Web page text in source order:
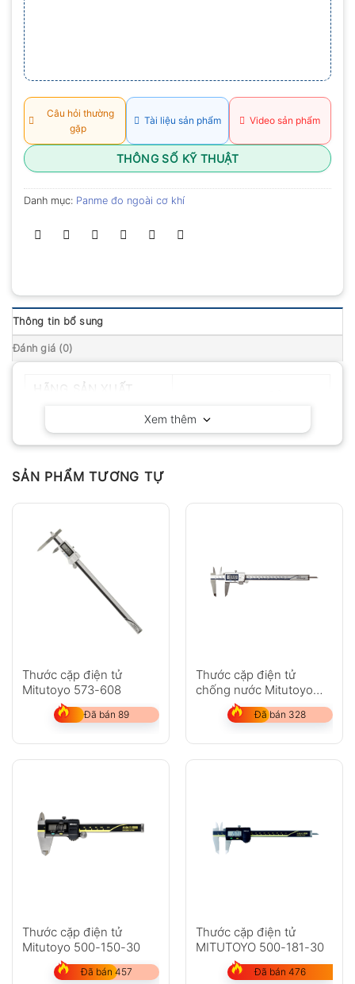
Câu hỏi thường
gặp
Tài liệu sản phẩm Video sản phẩm
THÔNG SỐ KỸ THUẬT
Danh mục: Panme đo ngoài cơ khí
Thông tin bổ sung
Đánh giá (0)
Xem thêm
SẢN PHẨM TƯƠNG TỰ
Thước cặp điện tử
Mitutoyo 573-608
Đã bán 89
Thước cặp điện tử
chống nước Mitutoyo
500-753-20
Đã bán 328
Thước cặp điện tử
Mitutoyo 500-150-30
Đã bán 457
Thước cặp điện tử
MITUTOYO 500-181-30
Đã bán 476